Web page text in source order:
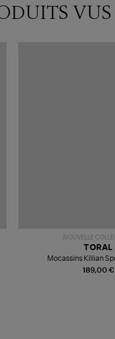
VUS
NOUVELLE
189,00 €
TORAL
Mocassins Killian